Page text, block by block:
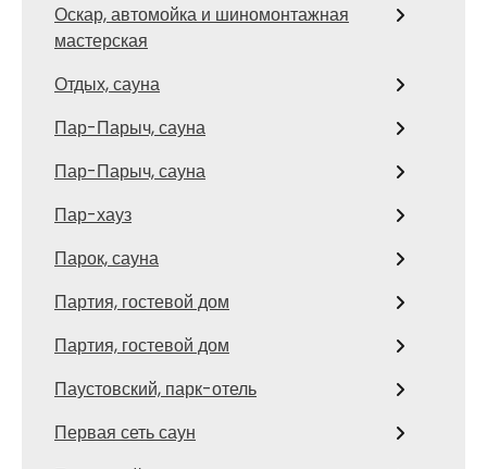
Оскар, автомойка и шиномонтажная
мастерская
Отдых, сауна
Пар-Парыч, сауна
Пар-Парыч, сауна
Пар-хауз
Парок, сауна
Партия, гостевой дом
Партия, гостевой дом
Паустовский, парк-отель
Первая сеть саун